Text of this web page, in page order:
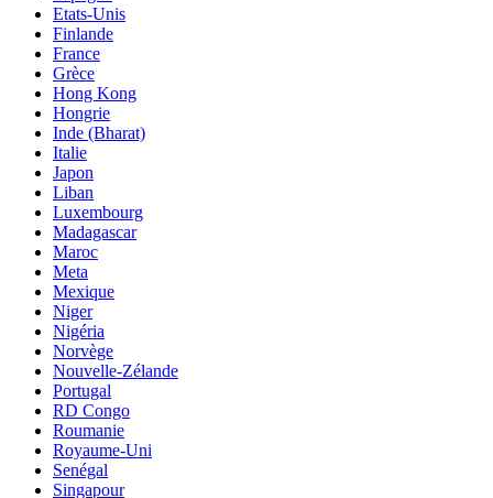
Etats-Unis
Finlande
France
Grèce
Hong Kong
Hongrie
Inde (Bharat)
Italie
Japon
Liban
Luxembourg
Madagascar
Maroc
Meta
Mexique
Niger
Nigéria
Norvège
Nouvelle-Zélande
Portugal
RD Congo
Roumanie
Royaume-Uni
Senégal
Singapour